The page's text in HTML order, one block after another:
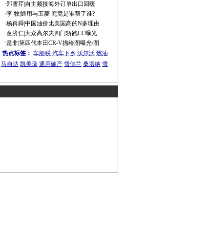
·郑雪芹| 自主频接海外订单出口回暖
·李 牧|通用与五菱 究竟是谁帮了谁?
·杨再舜|中国油价比美国高的N多理由
·童济仁|大众高尔夫四门轿跑CC曝光
·是非|第四代本田CR-V描绘图曝光/图
热点标签： 车船税 汽车下乡 沃尔沃 燃油
马自达 凯美瑞 通用破产 雪佛兰 桑塔纳 雪